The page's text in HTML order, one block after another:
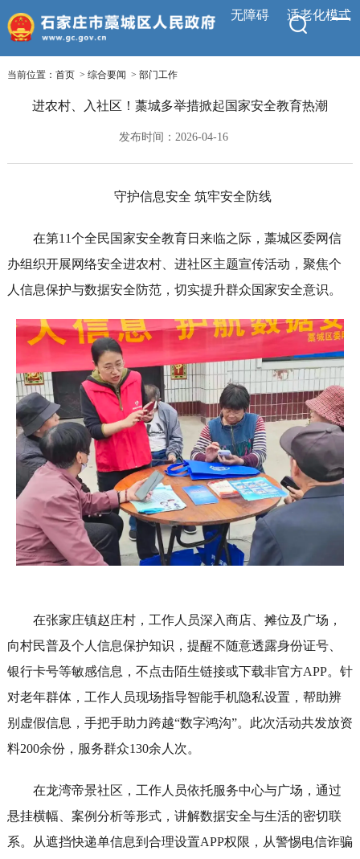
无障碍 适老化模式
当前位置： 首页> 综合要闻 > 部门工作
进农村、入社区！藁城多举措掀起国家安全教育热潮
发布时间：2026-04-16
守护信息安全 筑牢安全防线
在第11个全民国家安全教育日来临之际，藁城区委网信
办组织开展网络安全进农村、进社区主题宣传活动，聚焦个
人信息保护与数据安全防范，切实提升群众国家安全意识。
在张家庄镇赵庄村，工作人员深入商店、摊位及广场，
向村民普及个人信息保护知识，提醒不随意透露身份证号、
银行卡号等敏感信息，不点击陌生链接或下载非官方APP。针
对老年群体，工作人员现场指导智能手机隐私设置，帮助辨
别虚假信息，手把手助力跨越“数字鸿沟”。此次活动共发放资
料200余份，服务群众130余人次。
在龙湾帝景社区，工作人员依托服务中心与广场，通过
悬挂横幅、案例分析等形式，讲解数据安全与生活的密切联
系。从遮挡快递单信息到合理设置APP权限，从警惕电信诈骗